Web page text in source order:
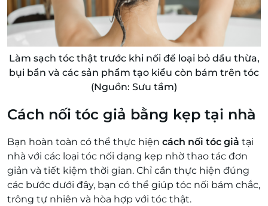
Làm sạch tóc thật trước khi nối để loại bỏ dầu thừa,
bụi bẩn và các sản phẩm tạo kiểu còn bám trên tóc
(Nguồn: Sưu tầm)
Cách nối tóc giả bằng kẹp tại nhà
Bạn hoàn toàn có thể thực hiện cách nối tóc giả tại
nhà với các loại tóc nối dạng kẹp nhờ thao tác đơn
giản và tiết kiệm thời gian. Chỉ cần thực hiện đúng
các bước dưới đây, bạn có thể giúp tóc nối bám chắc,
trông tự nhiên và hòa hợp với tóc thật.